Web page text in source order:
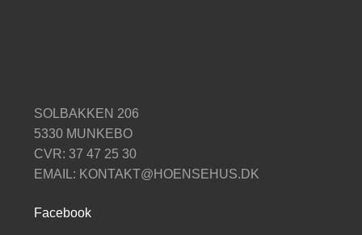
SOLBAKKEN 206
5330 MUNKEBO
CVR: 37 47 25 30
EMAIL: KONTAKT@HOENSEHUS.DK
Facebook